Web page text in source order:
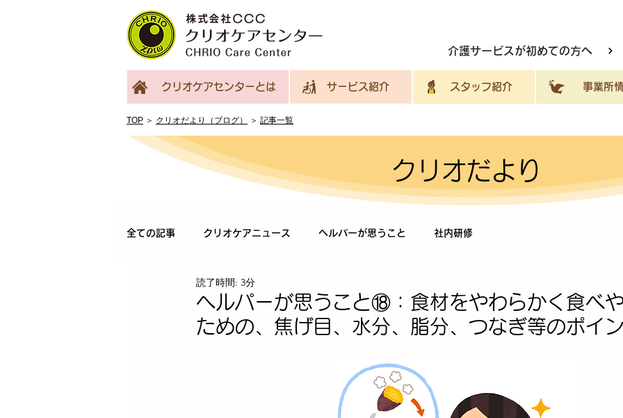
クリオケアセンターとは サービス紹介
介護サービスが初めての方へ
スタッフ紹介 事業所
TOP ＞ クリオだより（ブログ） ＞ 記事一覧
クリオだより
全ての記事 クリオケアニュース ヘルパーが思うこと 社内研修
ヘルパーが思うこと⑱：食材をやわらかく食べ
ための、焦げ目、水分、脂分、つなぎ等のポイ
読了時間: 3分